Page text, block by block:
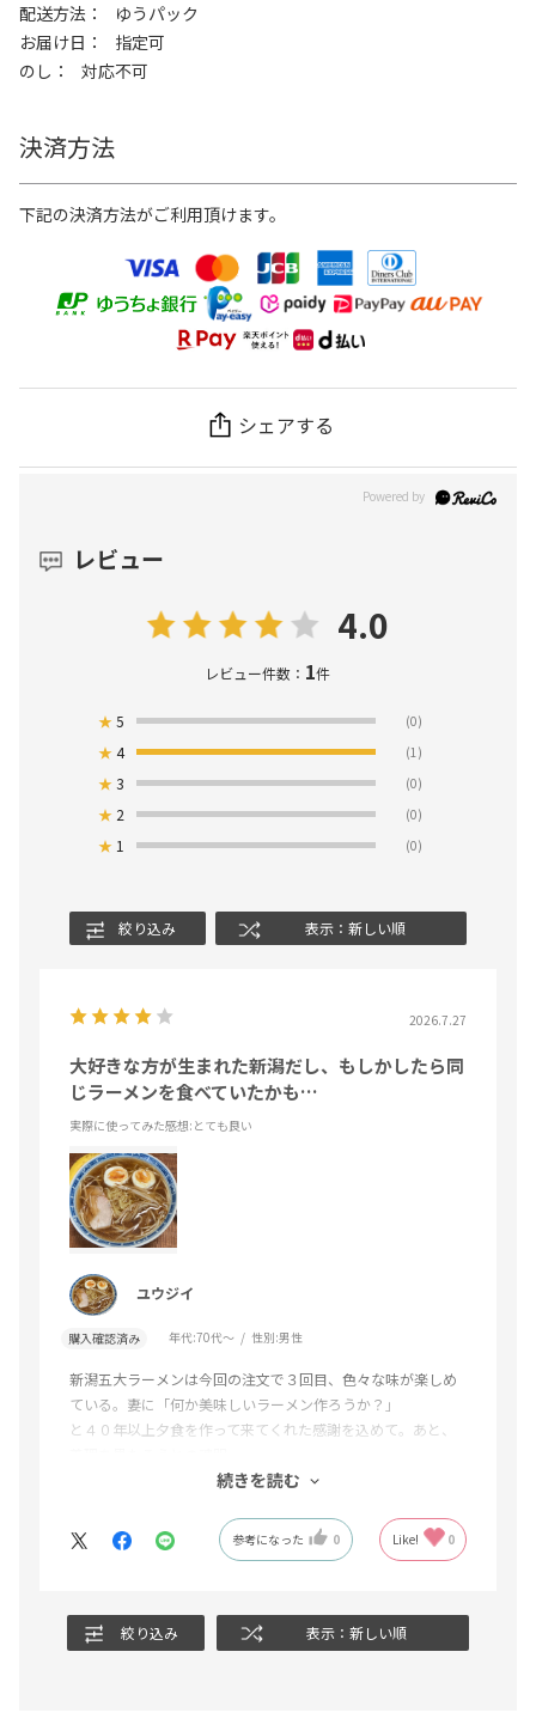
配送方法
ゆうパック
お届け日
指定可
のし
対応不可
決済方法
下記の決済方法がご利用頂けます。
シェアする
レビュー
4.0
レビュー件数： 1件
★5 (0)
★4 (1)
★3 (0)
★ 2 (0)
★ 1 (0)
絞り込み 表示：新しい順
2026.7.27
大好きな方が生まれた新潟だし、もしかしたら同
じラーメンを食べていたかも…
実際に使ってみた感想:とても良い
ユウジイ
購入確認済み 年代:70代～ 性別:男性
新潟五大ラーメンは今回の注文で３回目、色々な味が楽しめ
ている。妻に「何か美味しいラーメン作ろうか？」
と４０年以上夕食を作って来てくれた感謝を込めて。あと、
でもどの味も楽しめる。続きを読む
参考になった 0 Like! 0
絞り込み 表示：新しい順